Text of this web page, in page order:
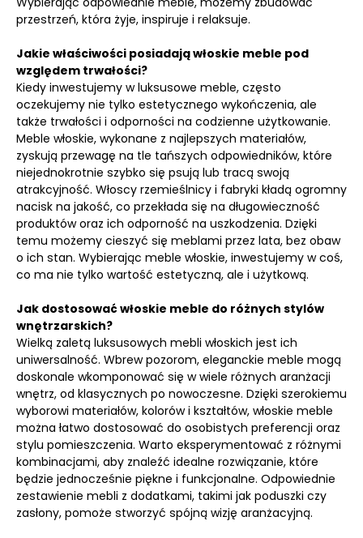
przestrzeń, która żyje, inspiruje i relaksuje.
Jakie właściwości posiadają włoskie meble pod
względem trwałości?
Kiedy inwestujemy w luksusowe meble, często
oczekujemy nie tylko estetycznego wykończenia, ale
także trwałości i odporności na codzienne użytkowanie.
Meble włoskie, wykonane z najlepszych materiałów,
zyskują przewagę na tle tańszych odpowiedników, które
niejednokrotnie szybko się psują lub tracą swoją
atrakcyjność. Włoscy rzemieślnicy i fabryki kładą ogromny
nacisk na jakość, co przekłada się na długowieczność
produktów oraz ich odporność na uszkodzenia. Dzięki
temu możemy cieszyć się meblami przez lata, bez obaw
o ich stan. Wybierając meble włoskie, inwestujemy w coś,
co ma nie tylko wartość estetyczną, ale i użytkową.
Jak dostosować włoskie meble do różnych stylów
wnętrzarskich?
Wielką zaletą luksusowych mebli włoskich jest ich
uniwersalność. Wbrew pozorom, eleganckie meble mogą
doskonale wkomponować się w wiele różnych aranżacji
wnętrz, od klasycznych po nowoczesne. Dzięki szerokiemu
wyborowi materiałów, kolorów i kształtów, włoskie meble
można łatwo dostosować do osobistych preferencji oraz
stylu pomieszczenia. Warto eksperymentować z różnymi
kombinacjami, aby znaleźć idealne rozwiązanie, które
będzie jednocześnie piękne i funkcjonalne. Odpowiednie
zestawienie mebli z dodatkami, takimi jak poduszki czy
zasłony, pomoże stworzyć spójną wizję aranżacyjną.